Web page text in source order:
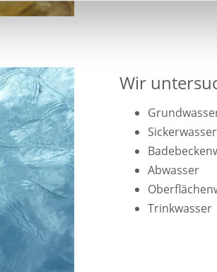
Wir
Sickerwasser
Abwasser
Trinkwasser